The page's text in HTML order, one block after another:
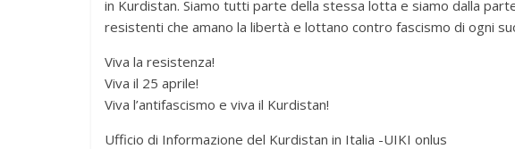
in Kurdistan. Siamo tutti parte della stessa lotta e siamo dalla
resistenti che amano la libertà e lottano contro fascismo di ogni
Viva la resistenza!
Viva il 25 aprile!
Viva l’antifascismo e viva il Kurdistan!
Ufficio di Informazione del Kurdistan in Italia -UIKI onlus